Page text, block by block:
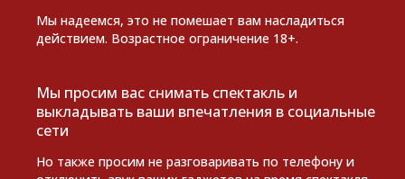
Мы надеемся, это не помешает вам насладиться
действием. Возрастное ограничение 18+.
Мы просим вас снимать спектакль и
выкладывать ваши впечатления в социальные
сети
Но также просим не разговаривать по телефону и